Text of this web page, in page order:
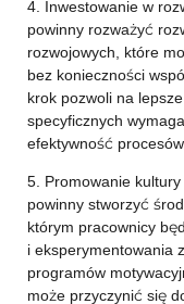
4. Inwestowanie w
powinny rozważyć
rozwojowych, które
bez konieczności
krok pozwoli na
specyficznych
efektywność
5. Promowanie
powinny stworzyć
którym pracownicy
i eksperymentowania
programów
może przyczynić się